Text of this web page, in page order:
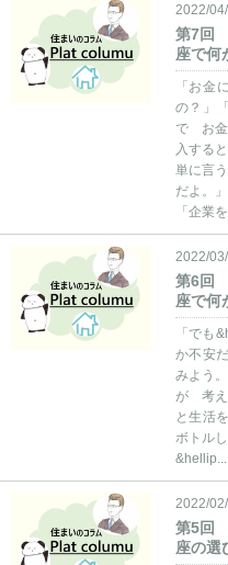
2022/
第7回
座で何
「お金
の？」
で お金
入する
単に言
だよ。
「企業
2022/
第6回
座で何
「でも
か不安
みよう
が 考え
と生活
ボトル
&hellip...
2022/
第5回
座の選